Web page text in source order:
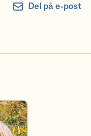
Del på e-post